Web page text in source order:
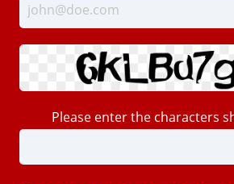
Please enter the characters